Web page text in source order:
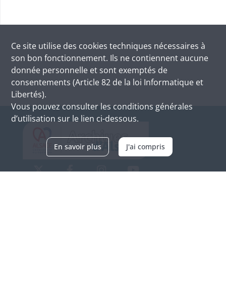
Ce site utilise des cookies techniques nécessaires à
son bon fonctionnement. Ils ne contiennent aucune
donnée personnelle et sont exemptés de
consentements (Article 82 de la loi Informatique et
Libertés).
Vous pouvez consulter les conditions générales
d’utilisation sur le lien ci-dessous.
En savoir plus J'ai compris